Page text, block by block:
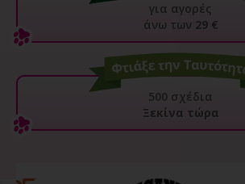
για αγορές
άνω των 29 €
500 σχέδια
Ξεκίνα τώρα